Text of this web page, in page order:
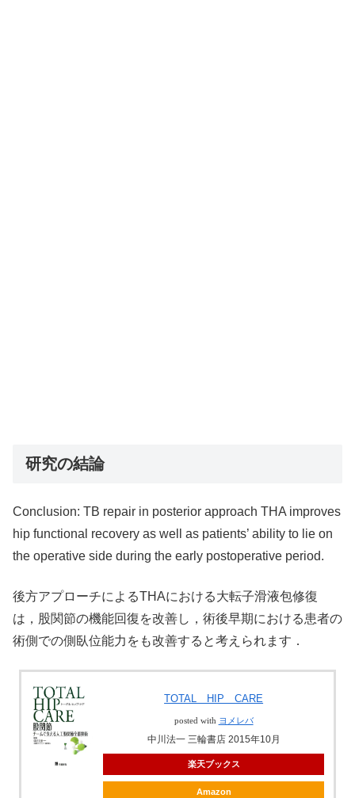
研究の結論
Conclusion: TB repair in posterior approach THA improves
hip functional recovery as well as patients’ ability to lie on
the operative side during the early postoperative period.
後方アプローチによるTHAにおける大転子滑液包修復
は，股関節の機能回復を改善し，術後早期における患者の
術側での側臥位能力をも改善すると考えられます．
TOTAL HIP CARE
posted with ヨメレバ
中川法一 三輪書店 2015年10月
楽天ブックス
Amazon